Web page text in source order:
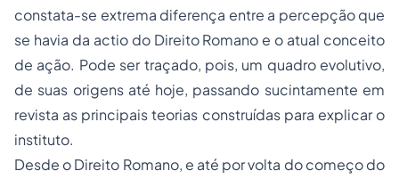
constata-se extrema diferença entre a percepção que
se havia da actio do Direito Romano e o atual conceito
de ação. Pode ser traçado, pois, um quadro evolutivo,
de suas origens até hoje, passando sucintamente em
revista as principais teorias construídas para explicar o
instituto.
Desde o Direito Romano, e até por volta do começo do